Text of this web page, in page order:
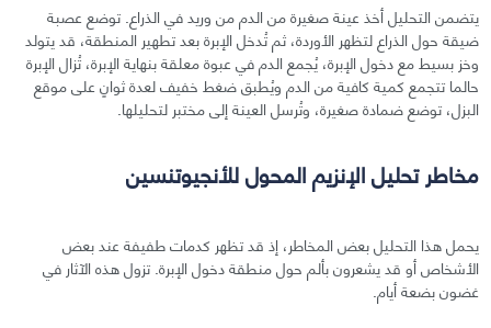
يتضمن التحليل أخذ عينة صغيرة من الدم من وريد في الذراع. توضع عصبة
ضيقة حول الذراع لتظهر الأوردة، ثم تُدخل الإبرة بعد تطهير المنطقة، قد يتولد
وخز بسيط مع دخول الإبرة، يُجمع الدم في عبوة معلقة بنهاية الإبرة، تُزال الإبرة
حالما تتجمع كمية كافية من الدم ويُطبق ضغط خفيف لعدة ثوانٍ على موقع
البزل، توضع ضمادة صغيرة، وتُرسل العينة إلى مختبر لتحليلها.
مخاطر تحليل الإنزيم المحول للأنجيوتنسين
يحمل هذا التحليل بعض المخاطر، إذ قد تظهر كدمات طفيفة عند بعض
الأشخاص أو قد يشعرون بألم حول منطقة دخول الإبرة. تزول هذه الآثار في
غضون بضعة أيام.